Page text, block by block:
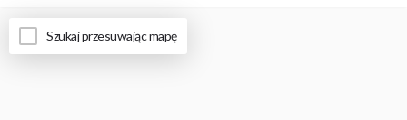
Szukaj przesuwając mapę